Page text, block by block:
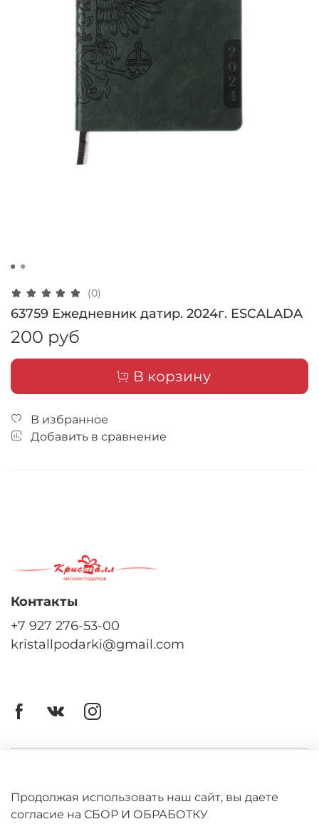
(0)
63759 Ежедневник датир. 2024г. ESCALADA
200 руб
В корзину
В избранное
Добавить в сравнение
Оферта
Политика конфиденциальности
Контакты
+7 927 276-53-00
kristallpodarki@gmail.com
Продолжая использовать наш сайт, вы даете
согласие на СБОР И ОБРАБОТКУ